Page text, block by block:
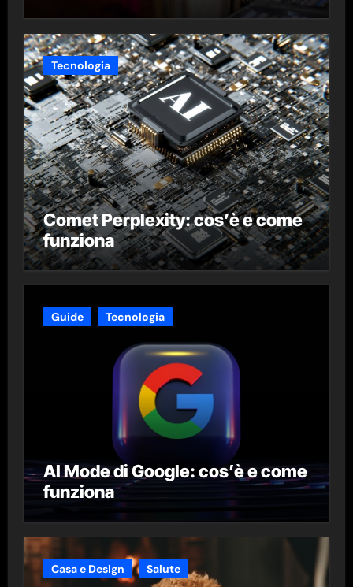
Tecnologia
Comet Perplexity: cos’è e come
funziona
Guide Tecnologia
AI Mode di Google: cos’è e come
funziona
Casa e Design Salute